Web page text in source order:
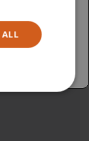
ALL